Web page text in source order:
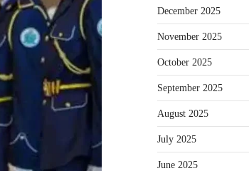
December 2025
November 2025
October 2025
September 2025
August 2025
July 2025
June 2025